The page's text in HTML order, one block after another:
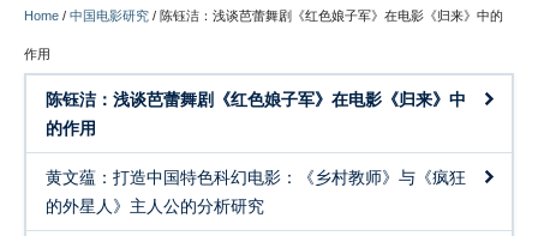
An Invitation to UCCS 3MT 2023 Final Competition
Call for Papers: UBC Undergraduate Conference of Chinese
Studies (UCCS) 3-Minute Thesis Competition 2025
Competition Instructions
Home / 中国电影研究 / 陈钰洁：浅谈芭蕾舞剧《红色娘子军》在电影《归来》中的
作用
陈钰洁：浅谈芭蕾舞剧《红色娘子军》在电影《归来》中
的作用
黄文蕴：打造中国特色科幻电影：《乡村教师》与《疯狂
的外星人》主人公的分析研究